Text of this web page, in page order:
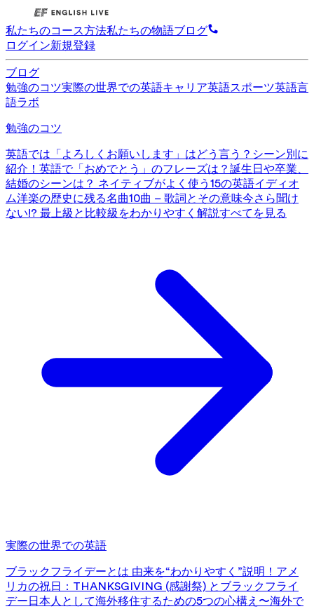
私たちのコース方法私たちの物語ブログ
ログイン新規登録
ブログ
勉強のコツ実際の世界での英語キャリア英語スポーツ英語言
語ラボ
勉強のコツ
英語では「よろしくお願いします」はどう言う？シーン別に
紹介！ 英語で「おめでとう」のフレーズは？誕生日や卒業、
結婚のシーンは？ ネイティブがよく使う15の英語イディオ
ム洋楽の歴史に残る名曲10曲 – 歌詞とその意味今さら聞け
ない!? 最上級と比較級をわかりやすく解説すべてを見る
実際の世界での英語
ブラックフライデーとは 由来を“わかりやすく”説明！ アメ
リカの祝日：THANKSGIVING (感謝祭) とブラックフライ
デー 日本人として海外移住するための5つの心構え〜海外で